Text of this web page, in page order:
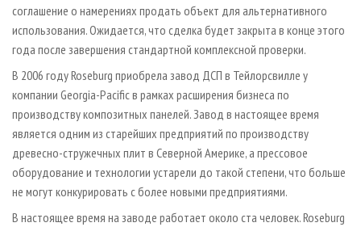
ПРОИЗВОДСТВО МЕБЕЛИ
БИОЭНЕРГЕТИКА
ЦБП
ИНСТРУМЕНТ И МАТЕРИАЛЫ
ПРИОРИТЕТНЫЕ ИНВЕСТПРОЕКТЫ
RUSSIAN FORESTRY REVIEW
ГАЗЕТА ЛЕСПРОМФОРУМ
БИБЛИОТЕКА СПЕЦИАЛИСТА
соглашение о намерениях продать объект для альтернативного
использования. Ожидается, что сделка будет закрыта в конце этого
года после завершения стандартной комплексной проверки.
В 2006 году Roseburg приобрела завод ДСП в Тейлорсвилле у
компании Georgia-Pacific в рамках расширения бизнеса по
производству композитных панелей. Завод в настоящее время
является одним из старейших предприятий по производству
древесно-стружечных плит в Северной Америке, а прессовое
оборудование и технологии устарели до такой степени, что больше
не могут конкурировать с более новыми предприятиями.
В настоящее время на заводе работает около ста человек. Roseburg